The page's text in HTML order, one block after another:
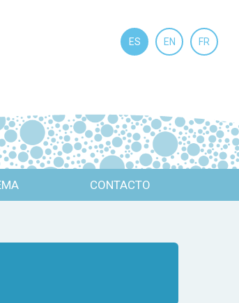
ES EN FR
CONTACTO